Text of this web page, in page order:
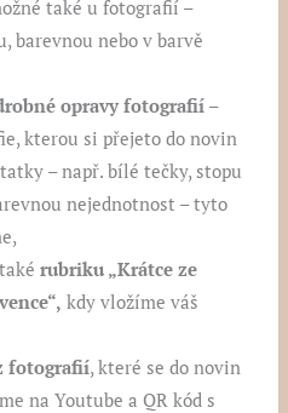
také u fotografií –
barevnou nebo v barvě
opravy fotografií –
kterou si přejeto do novin
– např. bílé tečky, stopu
nejednotnost – tyto
rubriku „Krátce ze
kdy vložíme váš
fotografií, které se do novin
na Youtube a QR kód s